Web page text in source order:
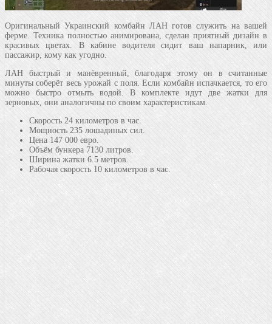
Оригинальный Украинский комбайн ЛАН готов служить на вашей
ферме. Техника полностью анимирована, сделан приятный дизайн в
красивых цветах. В кабине водителя сидит ваш напарник, или
пассажир, кому как угодно.
ЛАН быстрый и манёвренный, благодаря этому он в считанные
минуты соберёт весь урожай с поля. Если комбайн испачкается, то его
можно быстро отмыть водой. В комплекте идут две жатки для
зерновых, они аналогичны по своим характеристикам.
Скорость 24 километров в час.
Мощность 235 лошадиных сил.
Цена 147 000 евро.
Объём бункера 7130 литров.
Ширина жатки 6.5 метров.
Рабочая скорость 10 километров в час.